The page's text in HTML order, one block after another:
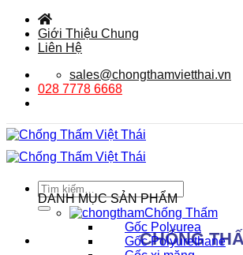
qua
Giới Thiệu Chung
Liên Hệ
sales@chongthamvietthai.vn
028 7778 6668
Tìm
kiếm:
CHỐNG
DANH MỤC SẢN PHẨM
Chống Thấm
Gốc Polyurea
Gốc Polyurethane